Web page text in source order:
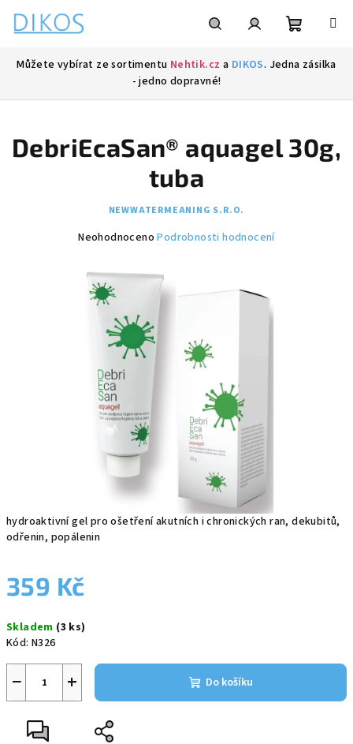
obsah
Můžete vybírat ze sortimentu Nehtik.cz a DIKOS. Jedna zásilka
- jedno dopravné!
hydroaktivní gel pro ošetření akutních i chronických ran, dekubitů,
odřenin, popálenin
359 Kč
cena:
Skladem (3 ks)
Kód: N326
+
− Do košíku
DebriEcaSan® aquagel 30g,
tuba
NEWWATERMEANING S.R.O.
Průměrné
produktu
0,0
hvězdiček.
Neohodnoceno Podrobnosti hodnocení